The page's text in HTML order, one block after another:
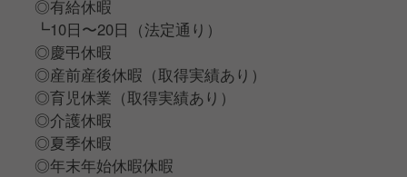
◎有給休暇
┗10日〜20日（法定通り）
◎慶弔休暇
◎産前産後休暇（取得実績あり）
◎育児休業（取得実績あり）
◎介護休暇
◎夏季休暇
◎年末年始休暇休暇